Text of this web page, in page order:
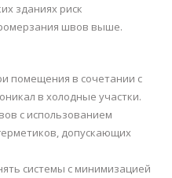
зданиях риск
швов выше.
помещения в сочетании с
в холодные участки.
с использованием
допускающих
системы с минимизацией